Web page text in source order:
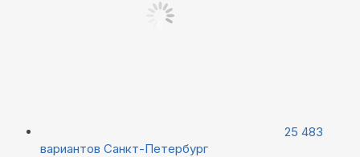
25 483
вариантов Санкт-Петербург